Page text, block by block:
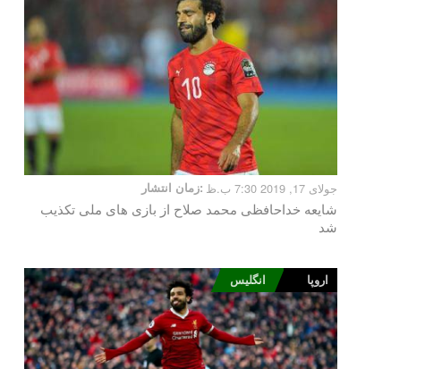
زمان انتشار: جولای 17, 2019 7:30 ب.ظ
شایعه خداحافظی محمد صلاح از بازی های ملی تکذیب
شد
اروپا انگلیس